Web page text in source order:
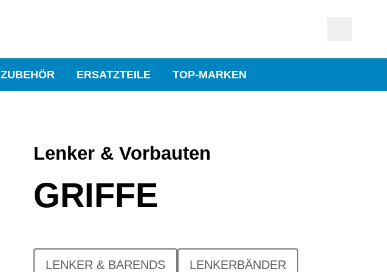
ZUBEHÖR ERSATZTEILE TOP-MARKEN
Lenker & Vorbauten
GRIFFE
LENKER & BARENDS LENKERBÄNDER